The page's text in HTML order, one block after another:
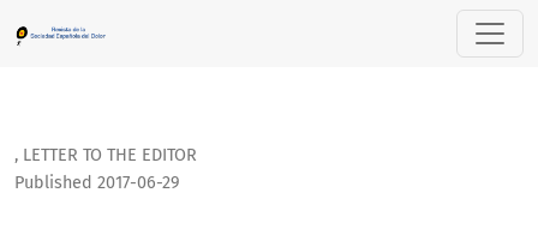
18 months after the launch of the manuscript submission
, LETTER TO THE EDITOR
Published 2017-06-29